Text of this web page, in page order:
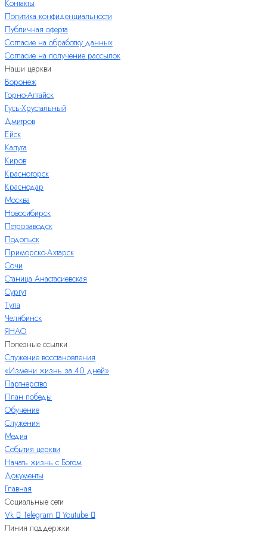
Контакты
Политика конфиденциальности
Публичная оферта
Согласие на обработку данных
Согласие на получение рассылок
Наши церкви
Воронеж
Горно-Алтайск
Гусь-Хрустальный
Дмитров
Ейск
Калуга
Киров
Красногорск
Краснодар
Москва
Новосибирск
Петрозаводск
Подольск
Приморско-Ахтарск
Сочи
Станица Анастасиевская
Сургут
Тула
Челябинск
ЯНАО
Полезные ссылки
Служение восстановления
«Измени жизнь за 40 дней»
Партнерство
План победы
Обучение
Служения
Медиа
События церкви
Начать жизнь с Богом
Документы
Главная
Социальные сети
Vk
Telegram
Youtube
Линия поддержки